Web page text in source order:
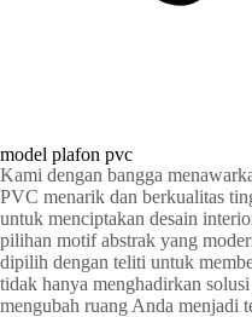
model plafon pvc
Kami dengan bangga
PVC menarik dan berkualitas
untuk menciptakan desain
pilihan motif abstrak yang
dipilih dengan teliti untuk
tidak hanya menghadirkan
mengubah ruang Anda menjadi